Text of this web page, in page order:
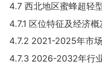
4.7 西北地区蜜蜂超轻
4.7.1 区位特征及经济概
4.7.2 2021-2025年市
4.7.3 2026-2032年行